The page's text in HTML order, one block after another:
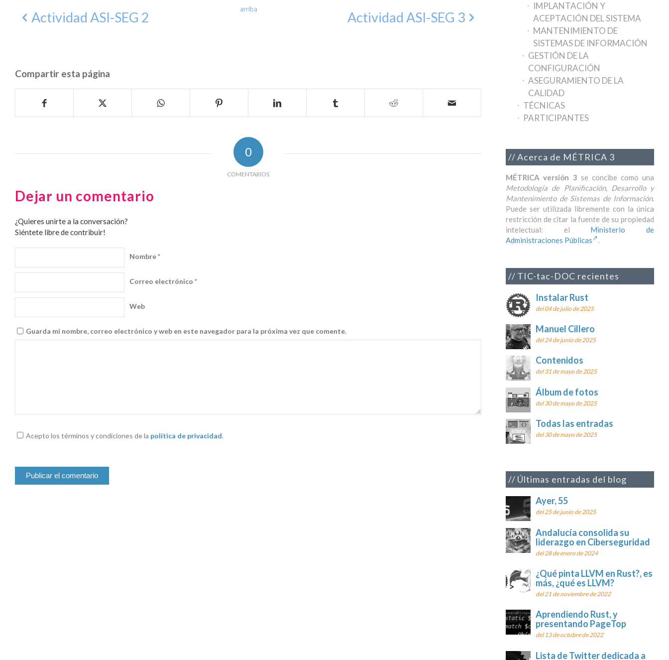
Actividad ASI-SEG 2 arriba Actividad ASI-SEG 3
Compartir esta página
0
COMENTARIOS
Dejar un comentario
¿Quieres unirte a la conversación?
Siéntete libre de contribuir!
Nombre*
Correo electrónico *
Web
Guarda mi nombre, correo electrónico y web en este navegador para la próxima vez que comente.
Acepto los términos y condiciones de la política de privacidad.
IMPLANTACIÓN Y
ACEPTACIÓN DEL SISTEMA
MANTENIMIENTO DE
SISTEMAS DE INFORMACIÓN
GESTIÓN DE LA
CONFIGURACIÓN
ASEGURAMIENTO DE LA
CALIDAD
TÉCNICAS
PARTICIPANTES
Acerca de MÉTRICA 3
MÉTRICA versión 3 se concibe como una
Metodología de Planificación, Desarrollo y
Mantenimiento de Sistemas de Información.
Puede ser utilizada libremente con la única
restricción de citar la fuente de su propiedad
intelectual: el Ministerio de
Administraciones Públicas
.
TIC-tac-DOC recientes
Instalar Rust
del 04 de julio de 2025
Manuel Cillero
del 24 de junio de 2025
Contenidos
del 31 de mayo de 2025
Álbum de fotos
del 30 de mayo de 2025
Todas las entradas
del 30 de mayo de 2025
Últimas entradas del blog
Ayer, 55
del 25 de junio de 2025
Andalucía consolida su
liderazgo en Ciberseguridad
del 28 de enero de 2024
¿Qué pinta LLVM en Rust?, es
más, ¿qué es LLVM?
del 21 de noviembre de 2022
Aprendiendo Rust, y
presentando PageTop
del 13 de octubre de 2022
Lista de Twitter dedicada a